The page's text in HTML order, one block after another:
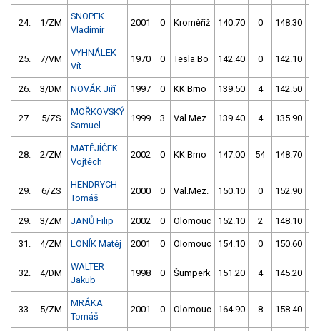
24. 1/ZM
SNOPEK
Vladimír
2001 0 Kroměříž 140.70 0 148.30
25. 7/VM
VYHNÁLEK
Vít
1970 0 Tesla Bo 142.40 0 142.10
26. 3/DM NOVÁK Jiří 1997 0 KK Brno 139.50 4 142.50
27. 5/ZS
MOŘKOVSKÝ
Samuel
1999 3 Val.Mez. 139.40 4 135.90
28. 2/ZM
MATĚJÍČEK
Vojtěch
2002 0 KK Brno 147.00 54 148.70
29. 6/ZS
HENDRYCH
Tomáš
2000 0 Val.Mez. 150.10 0 152.90
29. 3/ZM JANŮ Filip 2002 0 Olomouc 152.10 2 148.10
31. 4/ZM LONÍK Matěj 2001 0 Olomouc 154.10 0 150.60
32. 4/DM
WALTER
Jakub
1998 0 Šumperk 151.20 4 145.20
33. 5/ZM
MRÁKA
Tomáš
2001 0 Olomouc 164.90 8 158.40